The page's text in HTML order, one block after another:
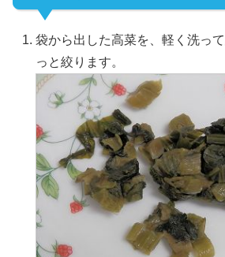
袋から出した高菜を、軽く洗っ
っと絞ります。